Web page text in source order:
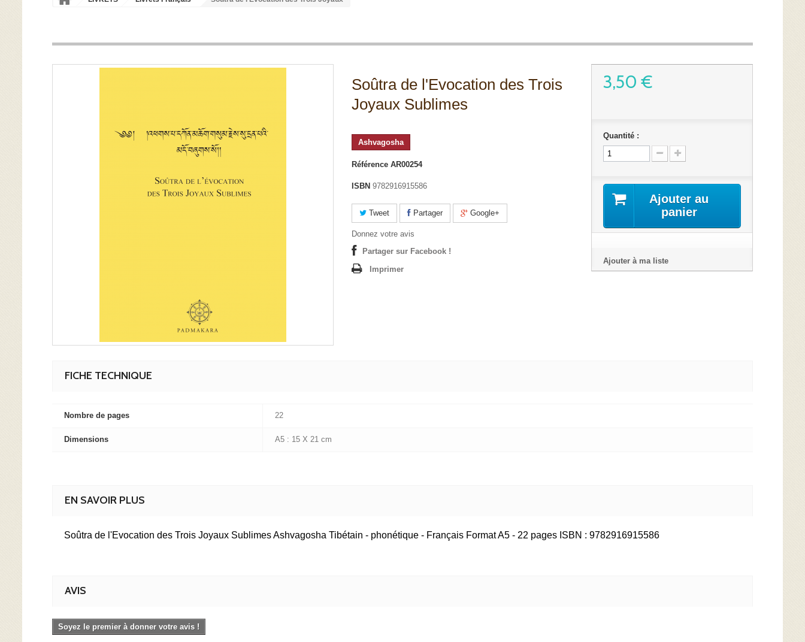
Soûtra de l'Evocation des Trois
Joyaux Sublimes
Ashvagosha
Référence AR00254
ISBN 9782916915586
Tweet Partager Google+
Donnez votre avis
Partager sur Facebook !
Imprimer
3,50 €
Quantité :
Ajouter au
panier
Ajouter à ma liste
FICHE TECHNIQUE
Nombre de pages 22
Dimensions A5 : 15 X 21 cm
EN SAVOIR PLUS
Soûtra de l'Evocation des Trois Joyaux Sublimes Ashvagosha Tibétain - phonétique - Français Format A5 - 22 pages ISBN : 9782916915586
AVIS
Soyez le premier à donner votre avis !